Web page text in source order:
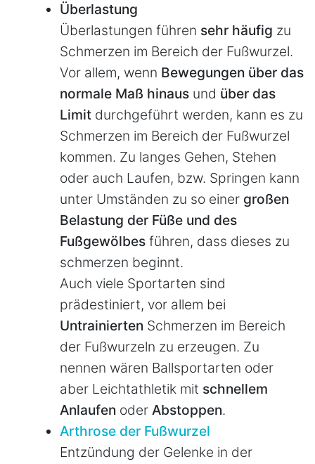
Überlastung
Überlastungen führen sehr häufig zu
Schmerzen im Bereich der Fußwurzel.
Vor allem, wenn Bewegungen über das
normale Maß hinaus und über das
Limit durchgeführt werden, kann es zu
Schmerzen im Bereich der Fußwurzel
kommen. Zu langes Gehen, Stehen
oder auch Laufen, bzw. Springen kann
unter Umständen zu so einer großen
Belastung der Füße und des
Fußgewölbes führen, dass dieses zu
schmerzen beginnt.
Auch viele Sportarten sind
prädestiniert, vor allem bei
Untrainierten Schmerzen im Bereich
der Fußwurzeln zu erzeugen. Zu
nennen wären Ballsportarten oder
aber Leichtathletik mit schnellem
Anlaufen oder Abstoppen.
Arthrose der Fußwurzel
Entzündung der Gelenke in der